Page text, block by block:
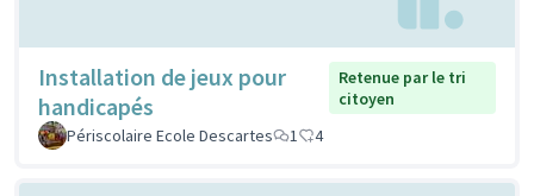
Installation de jeux pour
handicapés
Retenue par le tri
citoyen
Périscolaire Ecole Descartes
1 4